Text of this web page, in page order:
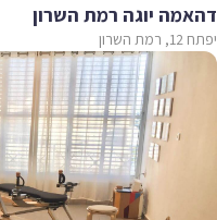
דהאמה יוגה רמת השרון
יפתח 12, רמת השרון